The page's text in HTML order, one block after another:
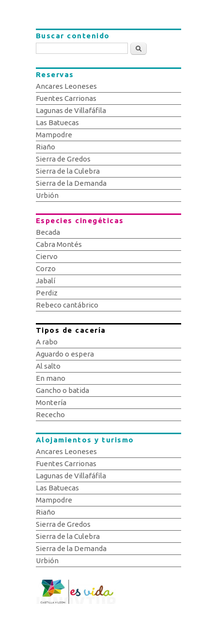
Buscar contenido
Buscar
Reservas
Ancares Leoneses
Fuentes Carrionas
Lagunas de Villafáfila
Las Batuecas
Mampodre
Riaño
Sierra de Gredos
Sierra de la Culebra
Sierra de la Demanda
Urbión
Especies cinegéticas
Becada
Cabra Montés
Ciervo
Corzo
Jabalí
Perdiz
Rebeco cantábrico
Tipos de cacería
A rabo
Aguardo o espera
Al salto
En mano
Gancho o batida
Montería
Rececho
Alojamientos y turismo
Ancares Leoneses
Fuentes Carrionas
Lagunas de Villafáfila
Las Batuecas
Mampodre
Riaño
Sierra de Gredos
Sierra de la Culebra
Sierra de la Demanda
Urbión